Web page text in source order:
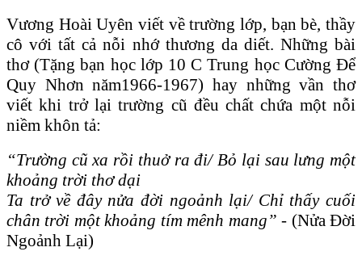
Vương Hoài Uyên viết về trường lớp, bạn bè, thầy
cô với tất cả nỗi nhớ thương da diết. Những bài
thơ (Tặng bạn học lớp 10 C Trung học Cường Để
Quy Nhơn năm1966-1967) hay những vần thơ
viết khi trở lại trường cũ đều chất chứa một nỗi
niềm khôn tả:
“Trường cũ xa rồi thuở ra đi/ Bỏ lại sau lưng một
khoảng trời thơ dại
Ta trở về đây nửa đời ngoảnh lại/ Chỉ thấy cuối
chân trời một khoảng tím mênh mang” - (Nửa Đời
Ngoảnh Lại)